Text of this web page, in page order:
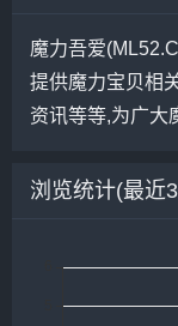
魔力吾爱
提供魔力宝贝相
资讯等等,为广大
浏览统计(最近